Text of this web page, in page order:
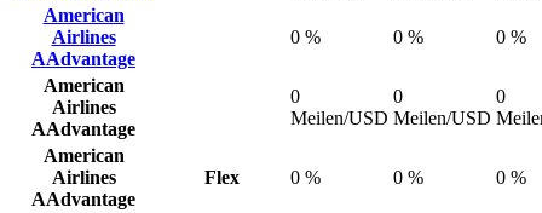
American
Airlines
AAdvantage
0 % 0 % 0 %
American
Airlines
AAdvantage
0
Meilen/USD
0
Meilen/USD
0
American
Airlines
AAdvantage
Flex 0 % 0 % 0 %